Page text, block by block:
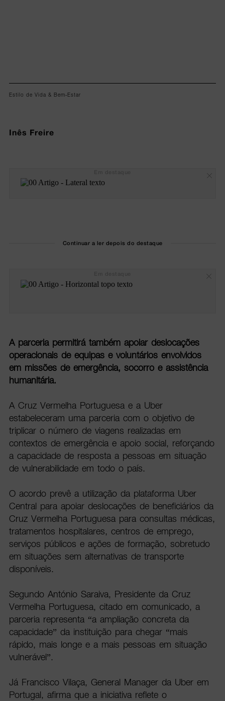
Estilo de Vida & Bem-Estar
Inês Freire
Continuar a ler depois do destaque
A parceria permitirá também apoiar deslocações
operacionais de equipas e voluntários envolvidos
em missões de emergência, socorro e assistência
humanitária.
A Cruz Vermelha Portuguesa e a Uber
estabeleceram uma parceria com o objetivo de
triplicar o número de viagens realizadas em
contextos de emergência e apoio social, reforçando
a capacidade de resposta a pessoas em situação
de vulnerabilidade em todo o país.
O acordo prevê a utilização da plataforma Uber
Central para apoiar deslocações de beneficiários da
Cruz Vermelha Portuguesa para consultas médicas,
tratamentos hospitalares, centros de emprego,
serviços públicos e ações de formação, sobretudo
em situações sem alternativas de transporte
disponíveis.
Segundo António Saraiva, Presidente da Cruz
Vermelha Portuguesa, citado em comunicado, a
parceria representa “a ampliação concreta da
capacidade” da instituição para chegar “mais
rápido, mais longe e a mais pessoas em situação
vulnerável”.
Já Francisco Vilaça, General Manager da Uber em
Portugal, afirma que a iniciativa reflete o